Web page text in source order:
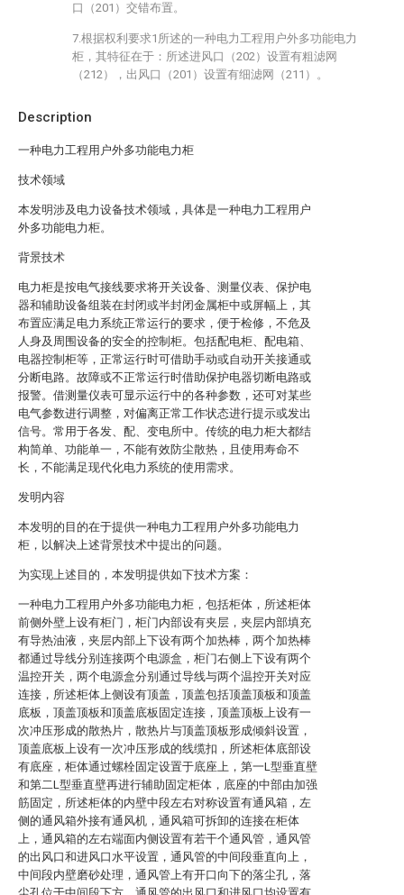
Description
一种电力工程用户外多功能电力柜
技术领域
本发明涉及电力设备技术领域，具体是一种电力工程用户
外多功能电力柜。
背景技术
电力柜是按电气接线要求将开关设备、测量仪表、保护电
器和辅助设备组装在封闭或半封闭金属柜中或屏幅上，其
布置应满足电力系统正常运行的要求，便于检修，不危及
人身及周围设备的安全的控制柜。包括配电柜、配电箱、
电器控制柜等，正常运行时可借助手动或自动开关接通或
分断电路。故障或不正常运行时借助保护电器切断电路或
报警。借测量仪表可显示运行中的各种参数，还可对某些
电气参数进行调整，对偏离正常工作状态进行提示或发出
信号。常用于各发、配、变电所中。传统的电力柜大都结
构简单、功能单一，不能有效防尘散热，且使用寿命不
长，不能满足现代化电力系统的使用需求。
发明内容
本发明的目的在于提供一种电力工程用户外多功能电力
柜，以解决上述背景技术中提出的问题。
为实现上述目的，本发明提供如下技术方案：
一种电力工程用户外多功能电力柜，包括柜体，所述柜体
前侧外壁上设有柜门，柜门内部设有夹层，夹层内部填充
有导热油液，夹层内部上下设有两个加热棒，两个加热棒
都通过导线分别连接两个电源盒，柜门右侧上下设有两个
温控开关，两个电源盒分别通过导线与两个温控开关对应
连接，所述柜体上侧设有顶盖，顶盖包括顶盖顶板和顶盖
底板，顶盖顶板和顶盖底板固定连接，顶盖顶板上设有一
次冲压形成的散热片，散热片与顶盖顶板形成倾斜设置，
顶盖底板上设有一次冲压形成的线缆扣，所述柜体底部设
有底座，柜体通过螺栓固定设置于底座上，第一L型垂直壁
和第二L型垂直壁再进行辅助固定柜体，底座的中部由加强
筋固定，所述柜体的内壁中段左右对称设置有通风箱，左
侧的通风箱外接有通风机，通风箱可拆卸的连接在柜体
上，通风箱的左右端面内侧设置有若干个通风管，通风管
的出风口和进风口水平设置，通风管的中间段垂直向上，
中间段内壁磨砂处理，通风管上有开口向下的落尘孔，落
口（201）交错布置。
7.根据权利要求1所述的一种电力工程用户外多功能电力
柜，其特征在于：所述进风口（202）设置有粗滤网
（212），出风口（201）设置有细滤网（211）。